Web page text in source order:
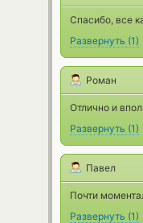
Спасибо, все
Развернуть (1)
Роман
Отлично и
Развернуть (1)
Павел
Почти
Развернуть (1)